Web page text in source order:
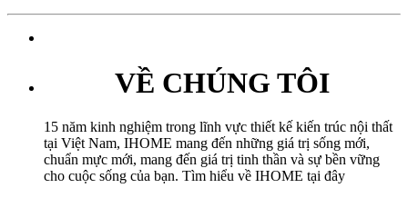
VỀ CHÚNG TÔI
15 năm kinh nghiệm trong lĩnh vực thiết kế kiến trúc nội thất
tại Việt Nam, IHOME mang đến những giá trị sống mới,
chuẩn mực mới, mang đến giá trị tinh thần và sự bền vững
cho cuộc sống của bạn. Tìm hiểu về IHOME tại đây